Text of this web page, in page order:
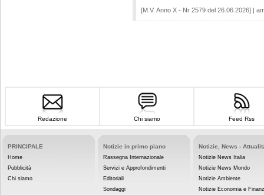
[M.V. Anno X - Nr 2579 del 26.06.2026] |
Redazione Chi siamo Feed Rss
PRINCIPALE
Home
Pubblicità
Chi siamo
Notizie in primo piano
Rassegna Internazionale
Servizi e Approfondimenti
Editoriali
Sondaggi
Notizie, News -
Notizie News Italia
Notizie News Mondo
Notizie Ambiente
Notizie Economia e